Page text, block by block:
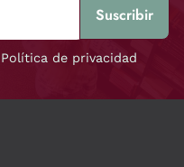
de privacidad